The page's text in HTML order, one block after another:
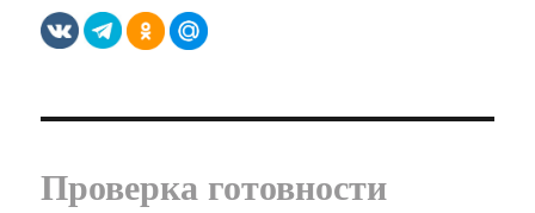
Проверка готовности